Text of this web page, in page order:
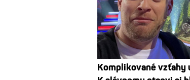
Komplikované vzťahy